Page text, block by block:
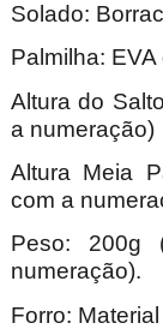
Solado:
Palmilha:
Altura do
a numeração)
Altura Meia
com a
Peso: 200g
numeração).
Forro: